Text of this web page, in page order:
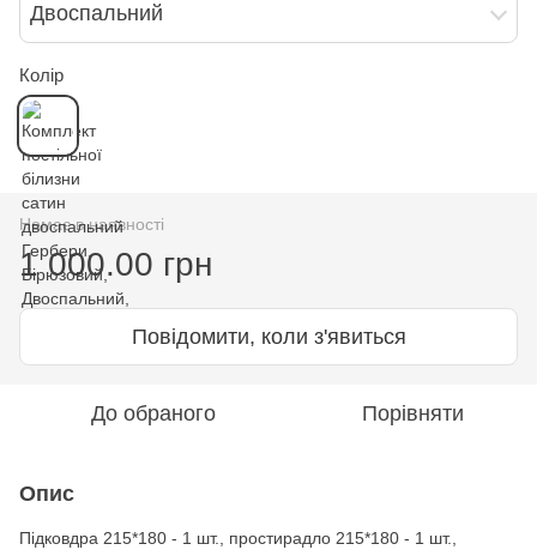
Двоспальний
Колір
Немає в наявності
1 000.00 грн
Повідомити, коли з'явиться
До обраного Порівняти
Опис
Підковдра 215*180 - 1 шт., простирадло 215*180 - 1 шт.,